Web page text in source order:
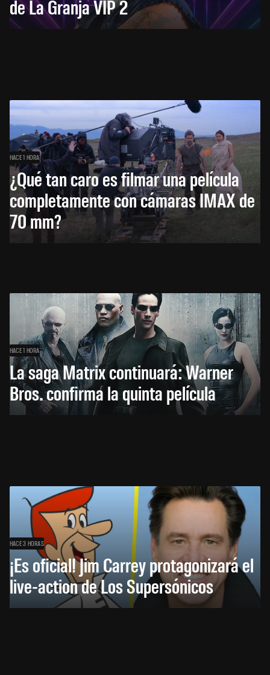
de La Granja VIP 2
HACE 1 HORA
¿Qué tan caro es filmar una película
completamente con cámaras IMAX de
70 mm?
HACE 1 HORA
La saga Matrix continuará: Warner
Bros. confirma la quinta película
HACE 3 HORAS
¡Es oficial! Jim Carrey protagonizará el
live-action de Los Supersónicos